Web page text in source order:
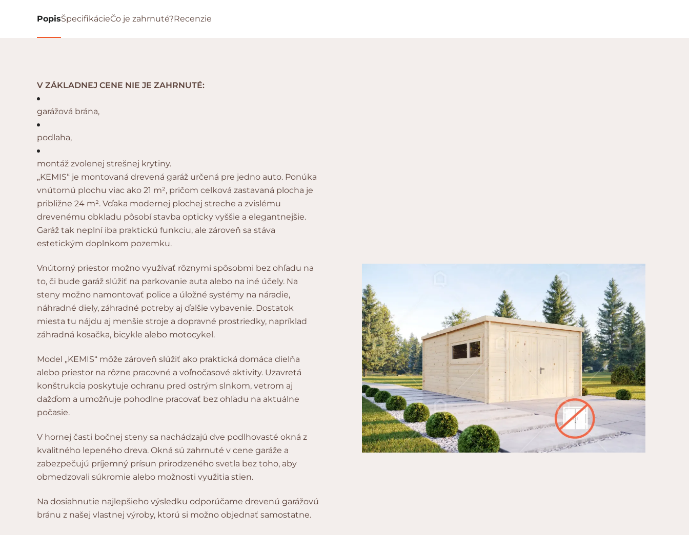
PopisŠpecifikácieČo je zahrnuté?Recenzie
V ZÁKLADNEJ CENE NIE JE ZAHRNUTÉ:
garážová brána,
podlaha,
montáž zvolenej strešnej krytiny.
„KEMIS“ je montovaná drevená garáž určená pre jedno auto. Ponúka
vnútornú plochu viac ako 21 m², pričom celková zastavaná plocha je
približne 24 m². Vďaka modernej plochej streche a zvislému
drevenému obkladu pôsobí stavba opticky vyššie a elegantnejšie.
Garáž tak neplní iba praktickú funkciu, ale zároveň sa stáva
estetickým doplnkom pozemku.
Vnútorný priestor možno využívať rôznymi spôsobmi bez ohľadu na
to, či bude garáž slúžiť na parkovanie auta alebo na iné účely. Na
steny možno namontovať police a úložné systémy na náradie,
náhradné diely, záhradné potreby aj ďalšie vybavenie. Dostatok
miesta tu nájdu aj menšie stroje a dopravné prostriedky, napríklad
záhradná kosačka, bicykle alebo motocykel.
Model „KEMIS“ môže zároveň slúžiť ako praktická domáca dielňa
alebo priestor na rôzne pracovné a voľnočasové aktivity. Uzavretá
konštrukcia poskytuje ochranu pred ostrým slnkom, vetrom aj
dažďom a umožňuje pohodlne pracovať bez ohľadu na aktuálne
počasie.
V hornej časti bočnej steny sa nachádzajú dve podlhovasté okná z
kvalitného lepeného dreva. Okná sú zahrnuté v cene garáže a
zabezpečujú príjemný prísun prirodzeného svetla bez toho, aby
obmedzovali súkromie alebo možnosti využitia stien.
Na dosiahnutie najlepšieho výsledku odporúčame drevenú garážovú
bránu z našej vlastnej výroby, ktorú si možno objednať samostatne.